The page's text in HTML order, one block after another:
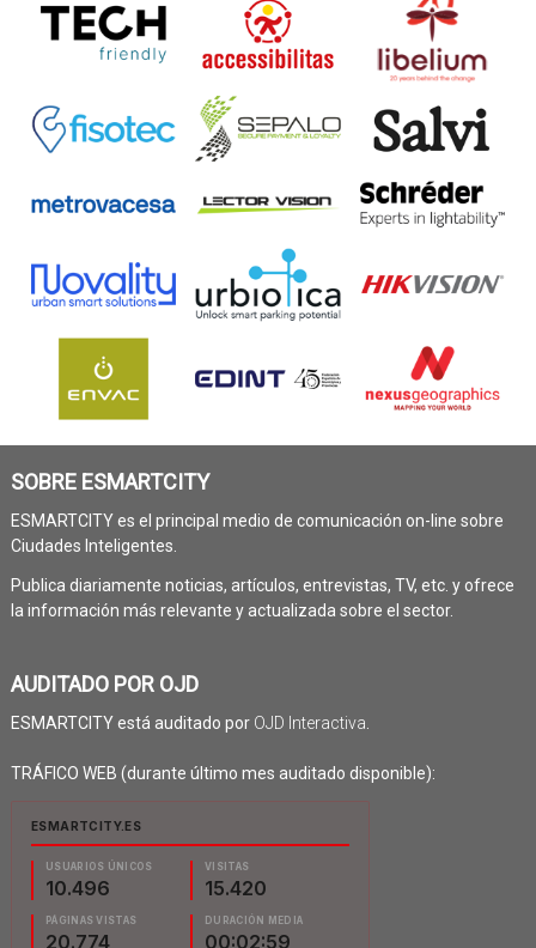
SOBRE ESMARTCITY
ESMARTCITY es el principal medio de comunicación on-line sobre
Ciudades Inteligentes.
Publica diariamente noticias, artículos, entrevistas, TV, etc. y ofrece
la información más relevante y actualizada sobre el sector.
AUDITADO POR OJD
ESMARTCITY está auditado por OJD Interactiva.
TRÁFICO WEB (durante último mes auditado disponible):